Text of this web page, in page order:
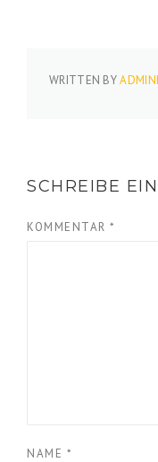
WRITTEN BY
SCHREIBE
KOMMENTAR *
NAME *